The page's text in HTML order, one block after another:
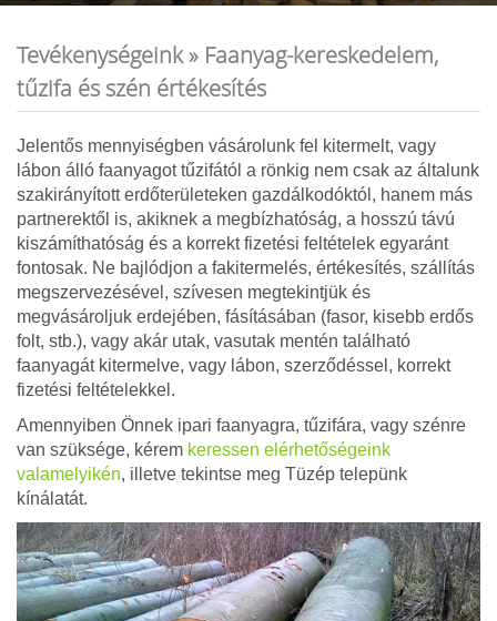
Tevékenységeink » Faanyag-kereskedelem,
tűzifa és szén értékesítés
Jelentős mennyiségben vásárolunk fel kitermelt, vagy
lábon álló faanyagot tűzifától a rönkig nem csak az általunk
szakirányított erdőterületeken gazdálkodóktól, hanem más
partnerektől is, akiknek a megbízhatóság, a hosszú távú
kiszámíthatóság és a korrekt fizetési feltételek egyaránt
fontosak. Ne bajlódjon a fakitermelés, értékesítés, szállítás
megszervezésével, szívesen megtekintjük és
megvásároljuk erdejében, fásításában (fasor, kisebb erdős
folt, stb.), vagy akár utak, vasutak mentén található
faanyagát kitermelve, vagy lábon, szerződéssel, korrekt
fizetési feltételekkel.
Amennyiben Önnek ipari faanyagra, tűzifára, vagy szénre
van szüksége, kérem keressen elérhetőségeink
valamelyikén, illetve tekintse meg Tüzép telepünk
kínálatát.